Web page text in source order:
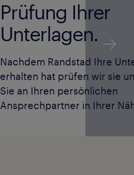
Prüfung Ihrer
Unterlagen.
Nachdem Randstad Ihre
erhalten hat prüfen wir sie
Sie an Ihren persönlichen
Ansprechpartner in Ihrer